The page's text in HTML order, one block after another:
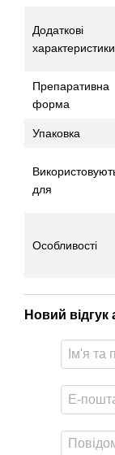
Додаткові
характеристики
Препаративна
форма
Упаковка
для
Особливості
Новий